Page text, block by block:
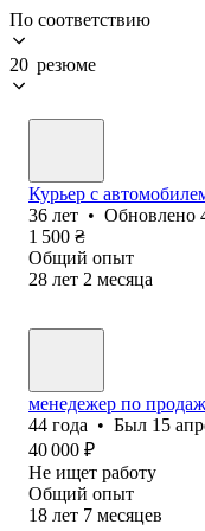
По соответствию
20 резюме
Курьер с
36 лет • Обновлено
1 500 ₴
Общий опыт
28 лет 2 месяца
менедежер по
44 года • Был 15
40 000 ₽
Не ищет работу
Общий опыт
18 лет 7 месяцев